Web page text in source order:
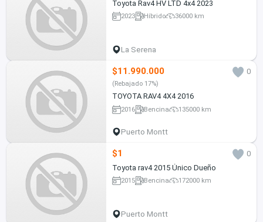
Toyota Rav4 HV LTD 4x4 2023
2023 Híbrido 36000 km
La Serena
$11.990.000 0
(Rebajado 17%)
TOYOTA RAV4 4X4 2016
2016 Bencina 135000 km
Puerto Montt
$1
0
Toyota rav4 2015 Único Dueño
2015 Bencina 172000 km
Puerto Montt